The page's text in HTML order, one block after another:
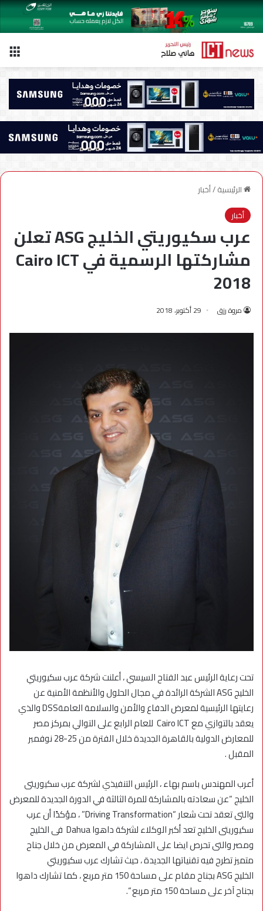
الرئيسية/أخبار
أخبار
عرب سكيوريتي الخليج ASG تعلن
مشاركتها الرسمية في Cairo ICT
2018
مروة رزق 29 أكتوبر، 2018
تحت رعاية الرئيس عبد الفتاح السيسي ، أعلنت شركة عرب سكيوريتي
الخليج ASG الشركة الرائدة في مجال الحلول والأنظمة الأمنية عن
رعايتها الرئيسية لمعرض الدفاع والأمن والسلامة العامةDSS والذي
يعقد بالتوازي مع Cairo ICT للعام الرابع على التوالي بمركز مصر
للمعارض الدولية بالقاهرة الجديدة خلال الفترة من 25-28 نوفمبر
المقبل .
أعرب المهندس باسم بهاء ، الرئيس التنفيذي لشركة عرب سكيوريتى
الخليج “عن سعادته بالمشاركة للمرة الثالثة في الدورة الجديدة للمعرض
والتى تعقد تحت شعار “Driving Transformation” ، مؤكدًا أن عرب
سكيوريتى الخليج تعد أكبر الوكلاء لشركة داهوا Dahua فى الخليج
ومصر والتى تحرص ايضا على المشاركة في المعرض من خلال جناح
متميز تطرح فيه تقنياتها الجديدة ، حيث تشارك عرب سكيوريتي
الخليج ASG بجناح مقام على مساحة 150 متر مربع ، كما تشارك داهوا
بجناح آخر على مساحة 150 متر مربع “.